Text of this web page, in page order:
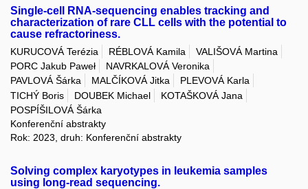
Single-cell RNA-sequencing enables tracking and
characterization of rare CLL cells with the potential to
cause refractoriness.
KURUCOVÁ Terézia RÉBLOVÁ Kamila
VALIŠOVÁ Martina
PORC Jakub Paweł
NAVRKALOVÁ Veronika
PAVLOVÁ Šárka
MALČÍKOVÁ Jitka
PLEVOVÁ Karla
TICHÝ Boris
DOUBEK Michael
KOTAŠKOVÁ Jana
POSPÍŠILOVÁ Šárka
Konferenční abstrakty
Rok: 2023, druh: Konferenční abstrakty
Solving complex karyotypes in leukemia samples
using long-read sequencing.